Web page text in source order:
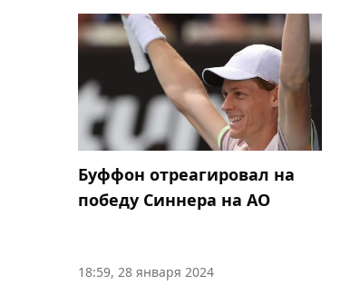
Буффон отреагировал на
победу Синнера на АО
18:59, 28 января 2024